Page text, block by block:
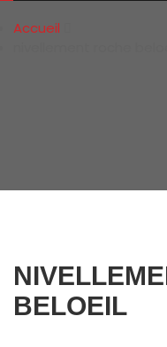
Accueil
BELOEIL